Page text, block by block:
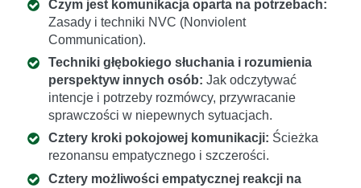
Czym jest komunikacja oparta na potrzebach:
Zasady i techniki NVC (Nonviolent
Communication).
Techniki głębokiego słuchania i rozumienia
perspektyw innych osób: Jak odczytywać
intencje i potrzeby rozmówcy, przywracanie
sprawczości w niepewnych sytuacjach.
Cztery kroki pokojowej komunikacji: Ścieżka
rezonansu empatycznego i szczerości.
Cztery możliwości empatycznej reakcji na